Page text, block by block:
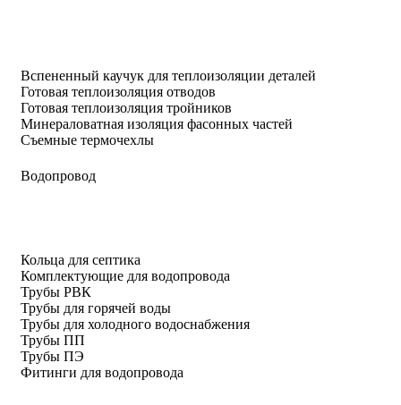
Вспененный каучук для теплоизоляции деталей
Готовая теплоизоляция отводов
Готовая теплоизоляция тройников
Минераловатная изоляция фасонных частей
Съемные термочехлы
Водопровод
Кольца для септика
Комплектующие для водопровода
Трубы РВК
Трубы для горячей воды
Трубы для холодного водоснабжения
Трубы ПП
Трубы ПЭ
Фитинги для водопровода